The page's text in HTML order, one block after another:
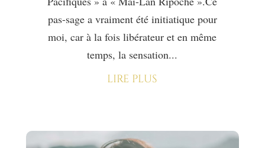
pas-sage a vraiment été initiatique pour
moi, car à la fois libérateur et en même
temps, la sensation...
lire plus